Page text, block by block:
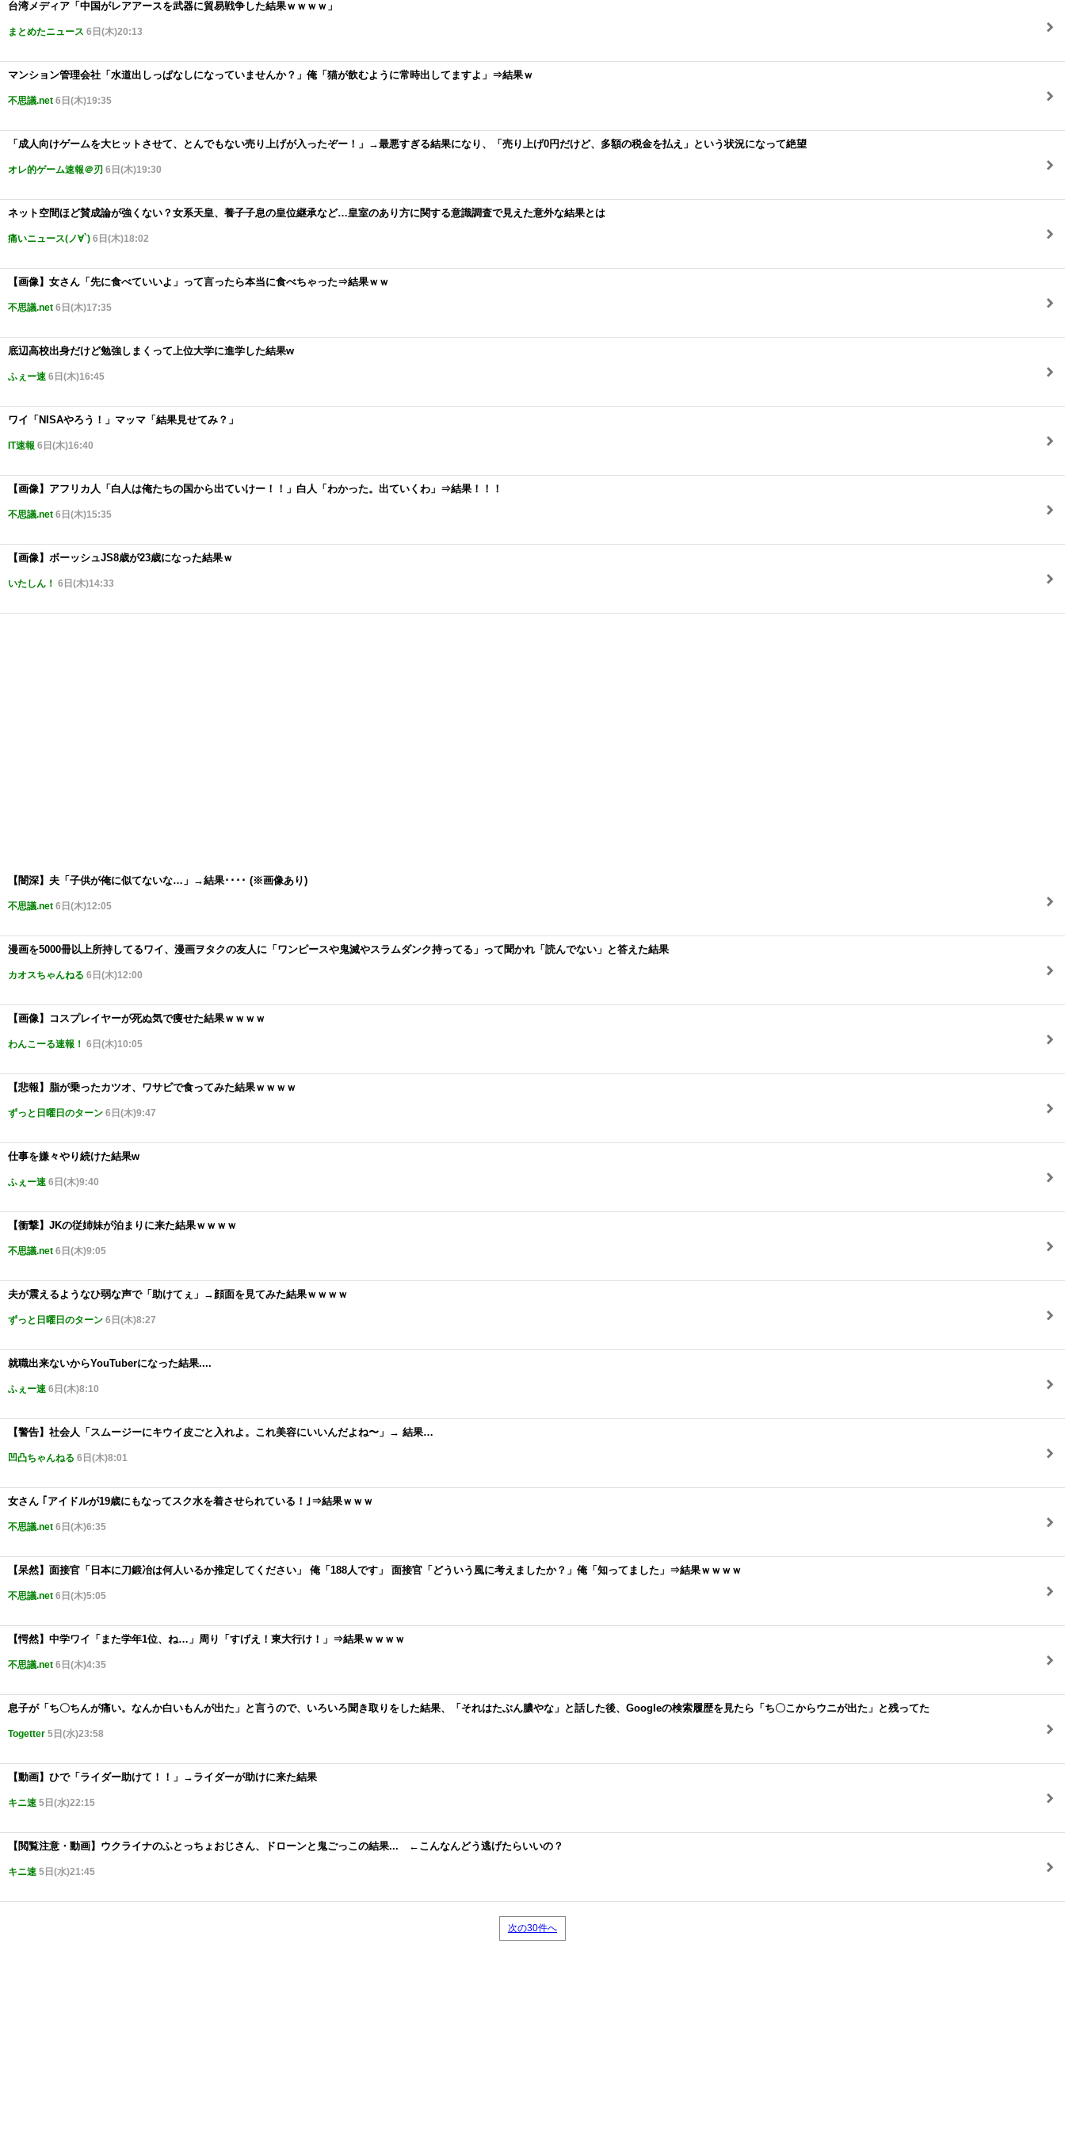
台湾メディア「中国がレアアースを武器に貿易戦争した結果ｗｗｗｗ」
まとめたニュース 6日(木)20:13
マンション管理会社「水道出しっぱなしになっていませんか？」俺「猫が飲むように常時出してますよ」⇒結果ｗ
不思議.net 6日(木)19:35
「成人向けゲームを大ヒットさせて、とんでもない売り上げが入ったぞー！」→最悪すぎる結果になり、「売り上げ0円だけど、多額の税金を払え」という状況になって絶望
オレ的ゲーム速報＠刃 6日(木)19:30
ネット空間ほど賛成論が強くない？女系天皇、養子子息の皇位継承など…皇室のあり方に関する意識調査で見えた意外な結果とは
痛いニュース(ノ∀`) 6日(木)18:02
【画像】女さん「先に食べていいよ」って言ったら本当に食べちゃった⇒結果ｗｗ
不思議.net 6日(木)17:35
底辺高校出身だけど勉強しまくって上位大学に進学した結果w
ふぇー速 6日(木)16:45
ワイ「NISAやろう！」マッマ「結果見せてみ？」
IT速報 6日(木)16:40
【画像】アフリカ人「白人は俺たちの国から出ていけー！！」白人「わかった。出ていくわ」⇒結果！！！
不思議.net 6日(木)15:35
【画像】ボーッシュJS8歳が23歳になった結果ｗ
いたしん！ 6日(木)14:33
【闇深】夫「子供が俺に似てないな…」→結果････ (※画像あり)
不思議.net 6日(木)12:05
漫画を5000冊以上所持してるワイ、漫画ヲタクの友人に「ワンピースや鬼滅やスラムダンク持ってる」って聞かれ「読んでない」と答えた結果
カオスちゃんねる 6日(木)12:00
【画像】コスプレイヤーが死ぬ気で痩せた結果ｗｗｗｗ
わんこーる速報！ 6日(木)10:05
【悲報】脂が乗ったカツオ、ワサビで食ってみた結果ｗｗｗｗ
ずっと日曜日のターン 6日(木)9:47
仕事を嫌々やり続けた結果w
ふぇー速 6日(木)9:40
【衝撃】JKの従姉妹が泊まりに来た結果ｗｗｗｗ
不思議.net 6日(木)9:05
夫が震えるようなひ弱な声で「助けてぇ」→顔面を見てみた結果ｗｗｗｗ
ずっと日曜日のターン 6日(木)8:27
就職出来ないからYouTuberになった結果....
ふぇー速 6日(木)8:10
【警告】社会人「スムージーにキウイ皮ごと入れよ。これ美容にいいんだよね〜」→ 結果…
凹凸ちゃんねる 6日(木)8:01
女さん ｢アイドルが19歳にもなってスク水を着させられている！｣⇒結果ｗｗｗ
不思議.net 6日(木)6:35
【呆然】面接官「日本に刀鍛冶は何人いるか推定してください」 俺「188人です」 面接官「どういう風に考えましたか？」俺「知ってました」⇒結果ｗｗｗｗ
不思議.net 6日(木)5:05
【愕然】中学ワイ「また学年1位、ね…」周り「すげえ！東大行け！」⇒結果ｗｗｗｗ
不思議.net 6日(木)4:35
息子が「ち〇ちんが痛い。なんか白いもんが出た」と言うので、いろいろ聞き取りをした結果、「それはたぶん膿やな」と話した後、Googleの検索履歴を見たら「ち〇こからウニが出た」と残ってた
Togetter 5日(水)23:58
【動画】ひで「ライダー助けて！！」→ライダーが助けに来た結果
キニ速 5日(水)22:15
【閲覧注意・動画】ウクライナのふとっちょおじさん、ドローンと鬼ごっこの結果... ←こんなんどう逃げたらいいの？
キニ速 5日(水)21:45
次の30件へ